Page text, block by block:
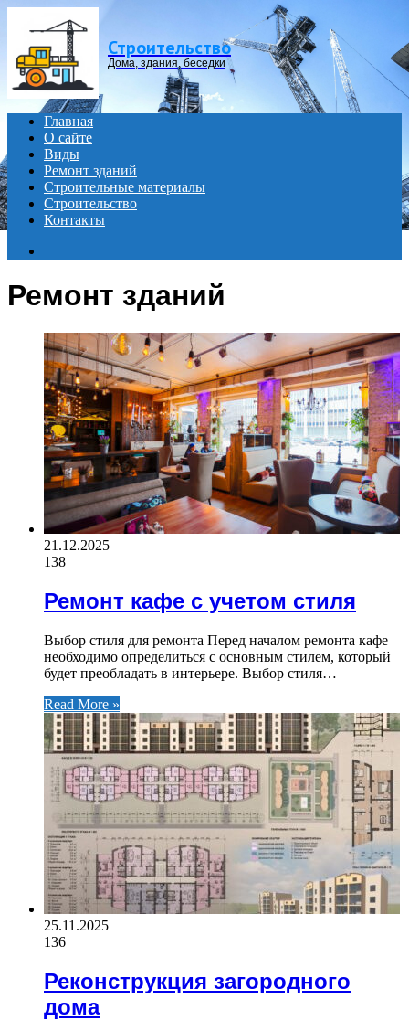
Строительство
Дома, здания, беседки
Главная
О сайте
Виды
Ремонт зданий
Строительные материалы
Строительство
Контакты
Ремонт зданий
21.12.2025
138
Ремонт кафе с учетом стиля
Выбор стиля для ремонта Перед началом ремонта кафе
необходимо определиться с основным стилем, который
будет преобладать в интерьере. Выбор стиля…
Read More »
25.11.2025
136
Реконструкция загородного
дома